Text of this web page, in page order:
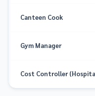
Canteen Cook
Gym Manager
Cost Controller